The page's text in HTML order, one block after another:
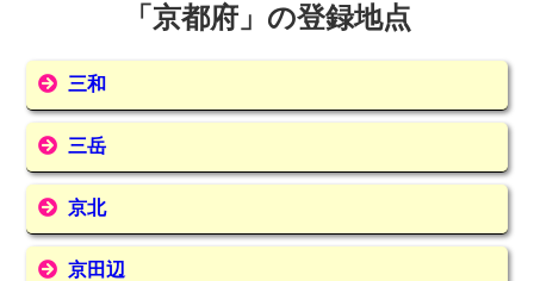
「京都府」の登録地点
三和
三岳
京北
京田辺